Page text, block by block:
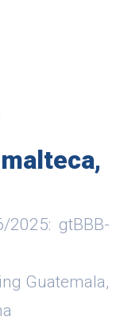
2025: gtBBB-
Guatemala,